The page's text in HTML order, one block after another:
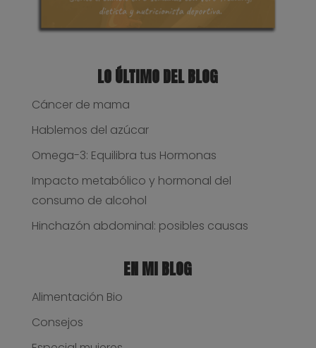
LO ÚLTIMO DEL BLOG
Cáncer de mama
Hablemos del azúcar
Omega-3: Equilibra tus Hormonas
Impacto metabólico y hormonal del
consumo de alcohol
Hinchazón abdominal: posibles causas
EN MI BLOG
Alimentación Bio
Consejos